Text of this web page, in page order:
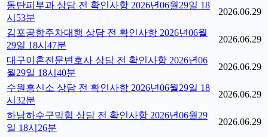
동탄피부과 상담 전 확인사항 2026년06월29일 18
시53분
2026.06.29
김포공항주차대행 상담 전 확인사항 2026년06월
29일 18시47분
2026.06.29
대구이혼전문변호사 상담 전 확인사항 2026년06
월29일 18시40분
2026.06.29
수원흥신소 상담 전 확인사항 2026년06월29일 18
시32분
2026.06.29
하남하수구막힘 상담 전 확인사항 2026년06월29
일 18시26분
2026.06.29